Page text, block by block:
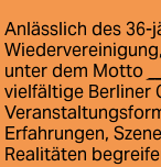
Anlässlich des
unter dem Motto
vielfältige Berliner
Erfahrungen,
Realitäten